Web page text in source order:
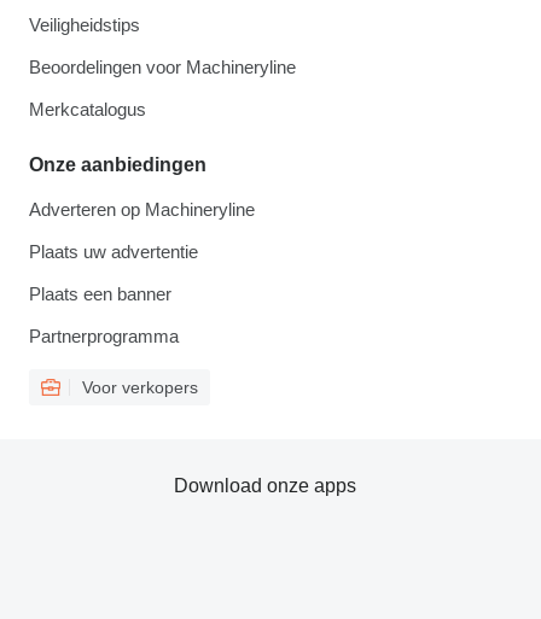
Veiligheidstips
Beoordelingen voor Machineryline
Merkcatalogus
Onze aanbiedingen
Adverteren op Machineryline
Plaats uw advertentie
Plaats een banner
Partnerprogramma
Voor verkopers
Download onze apps